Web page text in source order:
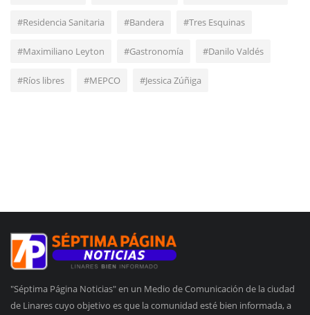
#Residencia Sanitaria #Bandera #Tres Esquinas
#Maximiliano Leyton #Gastronomía #Danilo Valdés
#Ríos libres #MEPCO #Jessica Zúñiga
"Séptima Página Noticias" en un Medio de Comunicación de la ciudad
de Linares cuyo objetivo es que la comunidad esté bien informada, a